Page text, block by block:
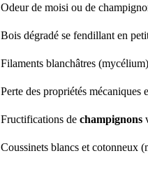
Odeur de moisi ou de
Bois dégradé se fendillant en
Filaments blanchâtres
Perte des propriétés mécaniques
Fructifications de champignons
Coussinets blancs et cotonneux